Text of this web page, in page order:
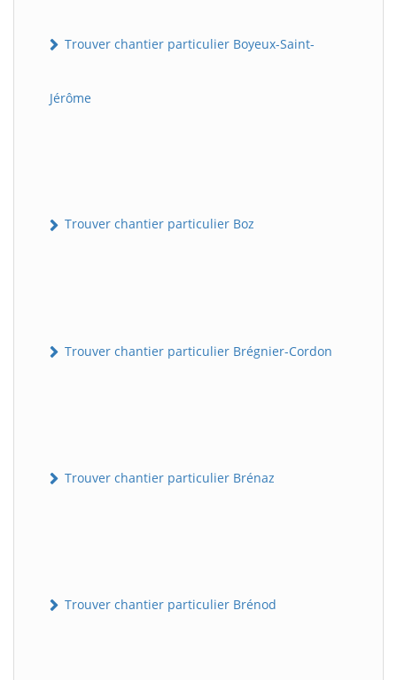
Trouver chantier particulier Boyeux-Saint-
Jérôme
Trouver chantier particulier Boz
Trouver chantier particulier Brégnier-Cordon
Trouver chantier particulier Brénaz
Trouver chantier particulier Brénod